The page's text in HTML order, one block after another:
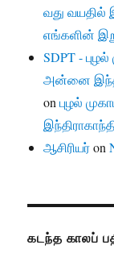
வது வயதில்
எங்களின்
SDPT -
அன்னை
onபுழல்
ஆசிரியர்on
கடந்த காலப்